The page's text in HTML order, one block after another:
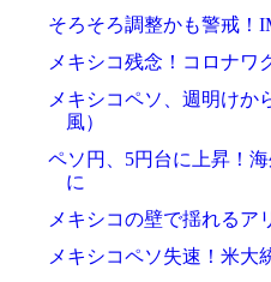
そろそろ調整かも警戒
メキシコ残念！コロナワ
メキシコペソ、週明けか
風）
ペソ円、5円台に上昇！
に
メキシコの壁で揺れるア
メキシコペソ失速！米大